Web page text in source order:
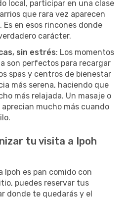
local, participar en una clase
que rara vez aparecen
en esos rincones donde
carácter.
sin estrés: Los momentos
son perfectos para recargar
spas y centros de bienestar
más serena, haciendo que
más relajada. Un masaje o
mucho más cuando
tu visita a Ipoh
Ipoh es pan comido con
puedes reservar tus
donde te quedarás y el